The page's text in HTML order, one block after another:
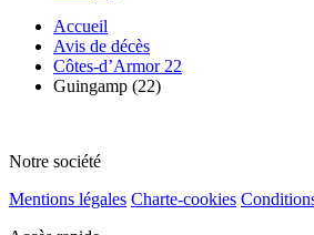
Accueil
Avis de décès
Côtes-d’Armor 22
Guingamp (22)
Notre société
Mentions légales Charte-cookies